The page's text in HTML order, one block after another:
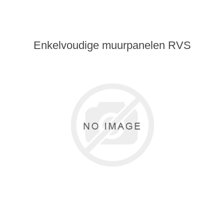
Enkelvoudige muurpanelen RVS